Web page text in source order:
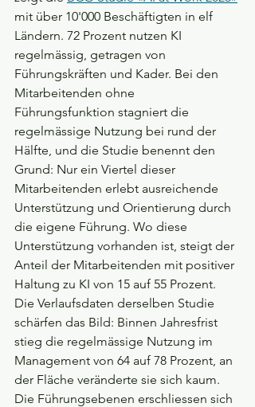
mit über 10'000 Beschäftigten in elf
Ländern. 72 Prozent nutzen KI
regelmässig, getragen von
Führungskräften und Kader. Bei den
Mitarbeitenden ohne
Führungsfunktion stagniert die
regelmässige Nutzung bei rund der
Hälfte, und die Studie benennt den
Grund: Nur ein Viertel dieser
Mitarbeitenden erlebt ausreichende
Unterstützung und Orientierung durch
die eigene Führung. Wo diese
Unterstützung vorhanden ist, steigt der
Anteil der Mitarbeitenden mit positiver
Haltung zu KI von 15 auf 55 Prozent.
Die Verlaufsdaten derselben Studie
schärfen das Bild: Binnen Jahresfrist
stieg die regelmässige Nutzung im
Management von 64 auf 78 Prozent, an
der Fläche veränderte sie sich kaum.
Die Führungsebenen erschliessen sich